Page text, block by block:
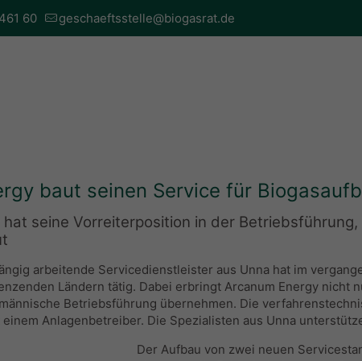
60 geschaeftsstelle@biogasrat.de
baut seinen Service für
hat seine Vorreiterposition in der
arbeitende Servicedienstleister aus Unna hat im
Ländern tätig. Dabei erbringt Arcanum Energy
Betriebsführung übernehmen. Die
Anlagenbetreiber. Die Spezialisten aus Unna
Der Aufbau von zwei neuen